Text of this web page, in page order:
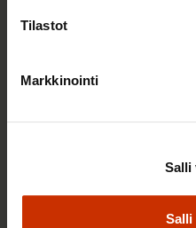
Tilastot
Markkinointi
Salli
Salli
3.6.2026 13:34
juristin vastaukset!